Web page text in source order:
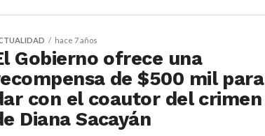
hace 7 años
Gobierno ofrece una
de $500 mil para
con el coautor del crimen
Diana Sacayán